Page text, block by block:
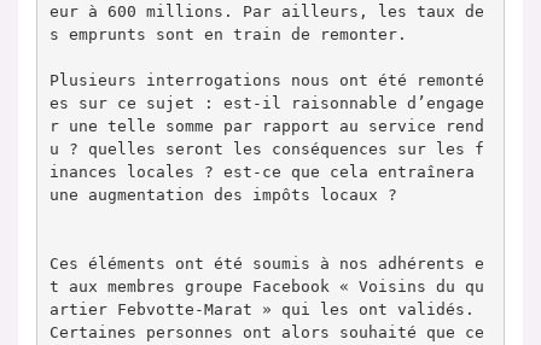
eur à 600 millions. Par ailleurs, les taux de
s emprunts sont en train de remonter.
Plusieurs interrogations nous ont été remonté
es sur ce sujet : est-il raisonnable d’engage
r une telle somme par rapport au service rend
u ? quelles seront les conséquences sur les f
inances locales ? est-ce que cela entraînera
une augmentation des impôts locaux ?
Ces éléments ont été soumis à nos adhérents e
t aux membres groupe Facebook « Voisins du qu
artier Febvotte-Marat » qui les ont validés.
Certaines personnes ont alors souhaité que ce